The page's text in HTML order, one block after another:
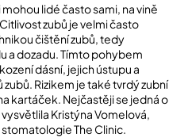
lidé často sami, na vině
zubů je velmi často
čištění zubů, tedy
a dozadu. Tímto pohybem
dásní, jejich ústupu a
Rizikem je také tvrdý zubní
kartáček. Nejčastěji se jedná o
Kristýna Vomelová,
stomatologieThe Clinic.